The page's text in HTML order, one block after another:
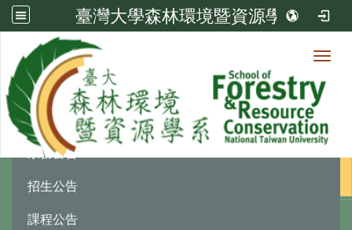
臺灣大學森林環境暨資源學系
最新消息
系務公告
招生公告
課程公告